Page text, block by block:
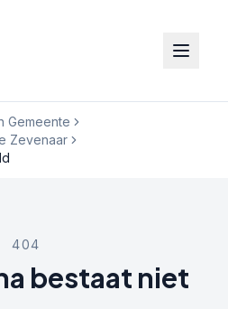
Gemeente
Zevenaar
404
bestaat niet